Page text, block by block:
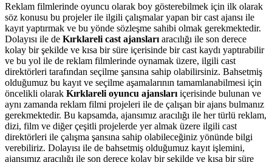
Reklam filmlerinde oyuncu olarak boy gösterebilmek için ilk olarak
söz konusu bu projeler ile ilgili çalışmalar yapan bir cast ajansı ile
kayıt yaptırmak ve bu yönde sözleşme sahibi olmak gerekmektedir.
Dolayısı ile de Kırklareli cast ajansları aracılığı ile son derece
kolay bir şekilde ve kısa bir süre içerisinde bir cast kaydı yaptırabilir
ve bu yol ile de reklam filmlerinde oynamak üzere, ilgili cast
direktörleri tarafından seçilme şansına sahip olabilirsiniz. Bahsetmiş
olduğumuz bu kayıt ve seçilme aşamalarının tamamlanabilmesi için
öncelikli olarak Kırklareli oyuncu ajansları içerisinde bulunan ve
aynı zamanda reklam filmi projeleri ile de çalışan bir ajans bulmanız
gerekmektedir. Bu kapsamda, ajansımız aracılığı ile her türlü reklam,
dizi, film ve diğer çeşitli projelerde yer almak üzere ilgili cast
direktörleri ile çalışma şansına sahip olabileceğiniz yönünde bilgi
verebiliriz. Dolayısı ile de bahsetmiş olduğumuz kayıt işlemini,
ajansımız aracılığı ile son derece kolay bir şekilde ve kısa bir süre